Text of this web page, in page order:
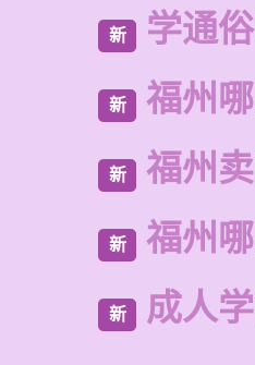
新 学通
新 福州
新 福州
新 福州
新 成人